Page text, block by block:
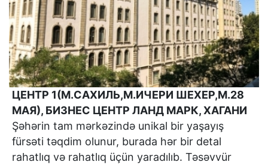
ЦЕНТР 1(М.САХИЛЬ,М.ИЧЕРИ ШЕХЕР,М.28
МАЯ), БИЗНЕС ЦЕНТР ЛАНД МАРК, ХАГАНИ
Şəhərin tam mərkəzində unikal bir yaşayış
fürsəti təqdim olunur, burada hər bir detal
rahatlıq və rahatlıq üçün yaradılıb. Təsəvvür